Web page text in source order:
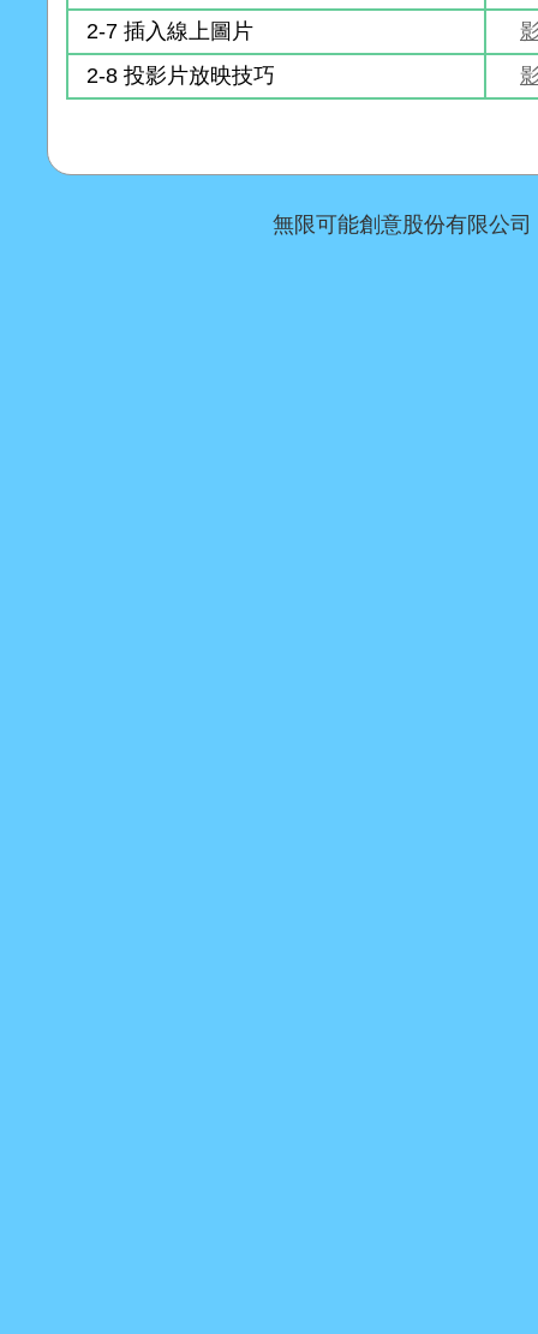
2-7 插入線上圖片
2-8 投影片放映技巧
無限可能創意股份有限公